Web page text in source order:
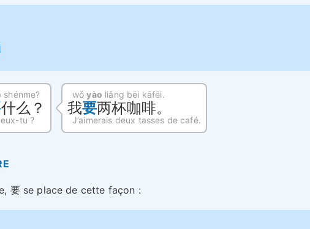
shénme?
什么？
tu ?
wǒyào liǎng bēi kāfēi.
我要两杯咖啡。
J’aimerais deux tasses de café.
要 se place de cette façon :